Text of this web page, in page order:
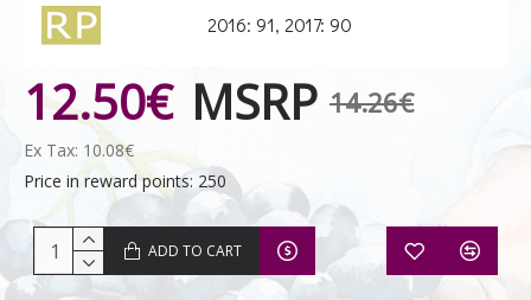
2016: 91, 2017: 90
MSRP 14.26€
12.50€
Ex Tax: 10.08€
Price in reward points: 250
ADD TO CART